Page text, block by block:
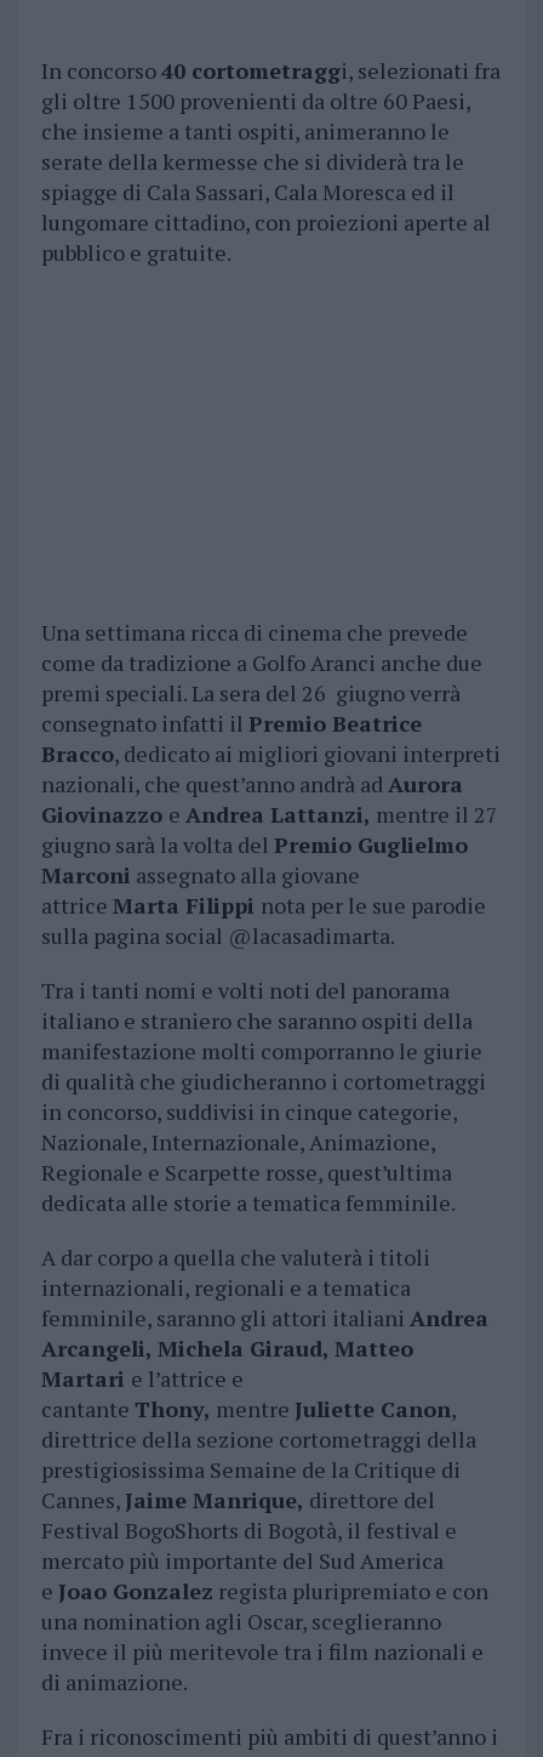
In concorso40 cortometraggi, selezionati fra
gli oltre 1500 provenienti da oltre 60 Paesi,
che insieme a tanti ospiti, animeranno le
serate della kermesse che si dividerà tra le
spiagge di Cala Sassari, Cala Moresca ed il
lungomare cittadino, con proiezioni aperte al
pubblico e gratuite.
Una settimana ricca di cinema che prevede
come da tradizione a Golfo Aranci anche due
premi speciali. La sera del 26 giugno verrà
consegnato infatti il Premio Beatrice
Bracco, dedicato ai migliori giovani interpreti
nazionali, che quest’anno andrà adAurora
Giovinazzo e Andrea Lattanzi, mentre il 27
giugno sarà la volta del Premio Guglielmo
Marconi assegnato alla giovane
attrice Marta Filippi nota per le sue parodie
sulla pagina social @lacasadimarta.
Tra i tanti nomi e volti noti del panorama
italiano e straniero che saranno ospiti della
manifestazione molti comporranno le giurie
di qualità che giudicheranno i cortometraggi
in concorso, suddivisi in cinque categorie,
Nazionale, Internazionale, Animazione,
Regionale e Scarpette rosse, quest’ultima
dedicata alle storie a tematica femminile.
A dar corpo a quella che valuterà i titoli
internazionali, regionali e a tematica
femminile, saranno gli attori italiani Andrea
Arcangeli, Michela Giraud, Matteo
Martari e l’attrice e
cantante Thony, mentre Juliette Canon,
direttrice della sezione cortometraggi della
prestigiosissima Semaine de la Critique di
Cannes,Jaime Manrique, direttore del
Festival BogoShorts di Bogotà, il festival e
mercato più importante del Sud America
e Joao Gonzalez regista pluripremiato e con
una nomination agli Oscar, sceglieranno
invece il più meritevole tra i film nazionali e
di animazione.
Fra i riconoscimenti più ambiti di quest’anno i